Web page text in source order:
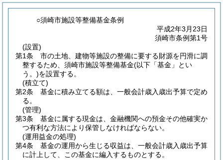
○須崎市施設等整備基金条例
平成2年3月23日
須崎市条例第1号
(設置)
第1条
市の土地、建物等施設の整備に要する財源を円滑に調
整するため、須崎市施設等整備基金(以下「基金」とい
う。)を設置する。
(積立て)
第2条
基金に積み立てる額は、一般会計歳入歳出予算で定め
る。
(管理)
第3条
基金に属する現金は、金融機関への預金その他確実か
つ有利な方法により保管しなければならない。
(運用益金の処理)
第4条
基金の運用から生じる収益は、一般会計歳入歳出予算
に計上して、この基金に編入するものとする。